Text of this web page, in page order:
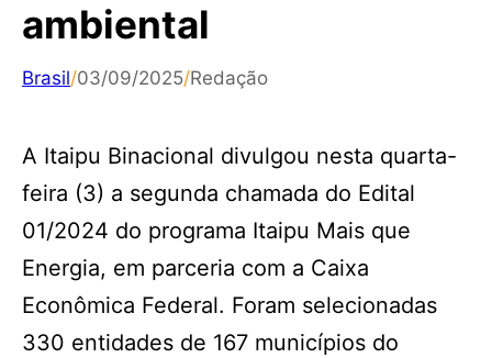
ambiental
Brasil/03/09/2025/Redação
A Itaipu Binacional divulgou nesta quarta-
feira (3) a segunda chamada do Edital
01/2024 do programa Itaipu Mais que
Energia, em parceria com a Caixa
Econômica Federal. Foram selecionadas
330 entidades de 167 municípios do